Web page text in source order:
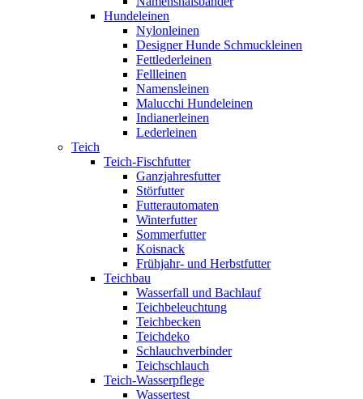
Hundeleinen
Nylonleinen
Designer Hunde Schmuckleinen
Fettlederleinen
Fellleinen
Namensleinen
Malucchi Hundeleinen
Indianerleinen
Lederleinen
Teich
Teich-Fischfutter
Ganzjahresfutter
Störfutter
Futterautomaten
Winterfutter
Sommerfutter
Koisnack
Frühjahr- und Herbstfutter
Teichbau
Wasserfall und Bachlauf
Teichbeleuchtung
Teichbecken
Teichdeko
Schlauchverbinder
Teichschlauch
Teich-Wasserpflege
Wassertest